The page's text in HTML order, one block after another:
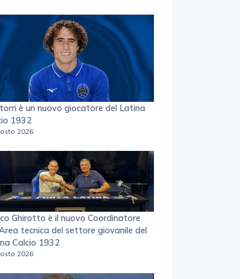
è un nuovo giocatore del Latina
1932
2026
Ghirotto è il nuovo Coordinatore
tecnica del settore giovanile del
Calcio 1932
2026